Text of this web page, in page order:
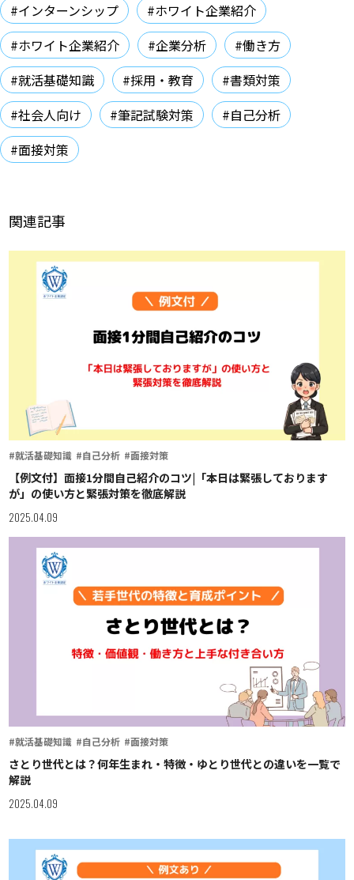
#インターンシップ
#ホワイト企業紹介
#ホワイト企業紹介
#企業分析
#働き方
#就活基礎知識
#採用・教育
#書類対策
#社会人向け
#筆記試験対策
#自己分析
#面接対策
関連記事
#就活基礎知識 #自己分析 #面接対策
【例文付】面接1分間自己紹介のコツ|「本日は緊張しております
が」の使い方と緊張対策を徹底解説
2025.04.09
#就活基礎知識 #自己分析 #面接対策
さとり世代とは？何年生まれ・特徴・ゆとり世代との違いを一覧で
解説
2025.04.09